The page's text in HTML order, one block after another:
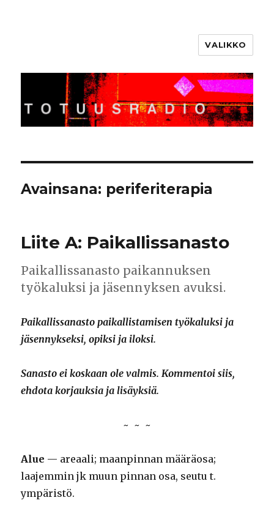
VALIKKO
Avainsana: periferiterapia
Liite A: Paikallissanasto
Paikallissanasto paikannuksen
työkaluksi ja jäsennyksen avuksi.
Paikallissanasto paikallistamisen työkaluksi ja
jäsennykseksi, opiksi ja iloksi.
Sanasto ei koskaan ole valmis. Kommentoi siis,
ehdota korjauksia ja lisäyksiä.
~ ~ ~
Alue — areaali; maanpinnan määräosa;
laajemmin jk muun pinnan osa, seutu t.
ympäristö.